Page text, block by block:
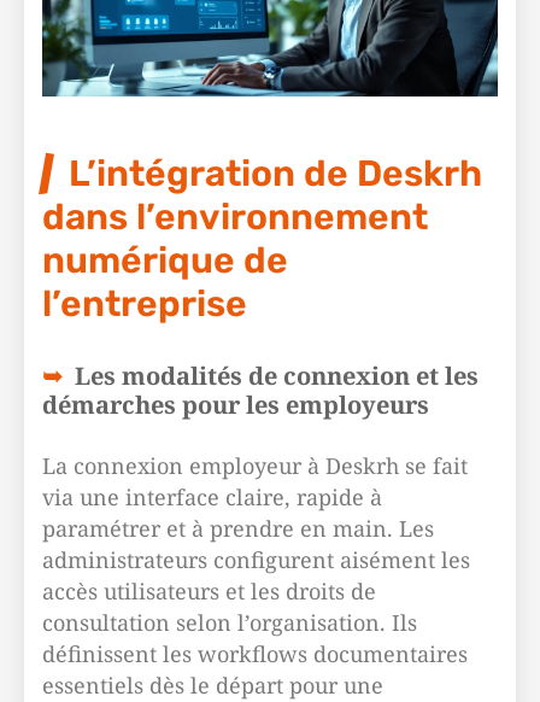
L’intégration de Deskrh
dans l’environnement
numérique de
l’entreprise
Les modalités de connexion et les
démarches pour les employeurs
La connexion employeur à Deskrh se fait
via une interface claire, rapide à
paramétrer et à prendre en main. Les
administrateurs configurent aisément les
accès utilisateurs et les droits de
consultation selon l’organisation. Ils
définissent les workflows documentaires
essentiels dès le départ pour une